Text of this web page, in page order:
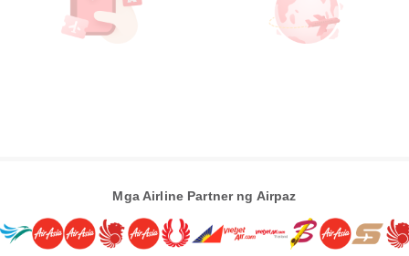
Mga Airline Partner ng Airpaz